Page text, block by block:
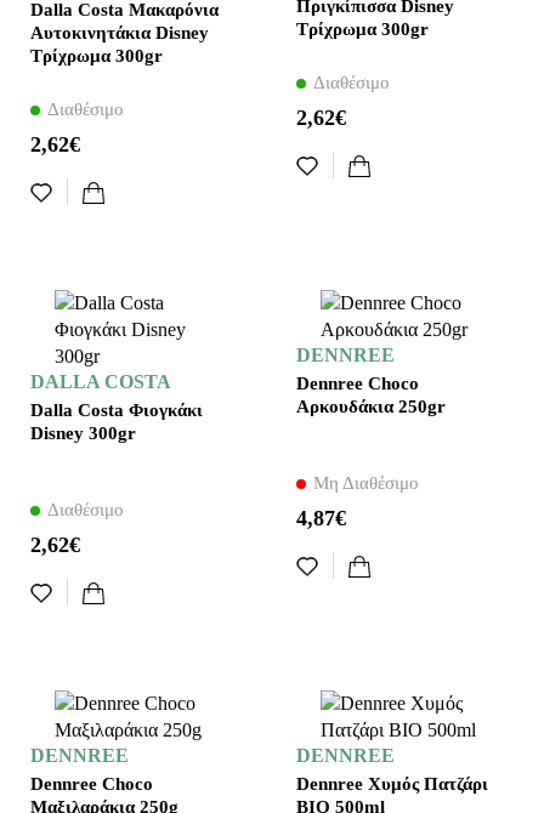
Dalla Costa Μακαρόνια
Αυτοκινητάκια Disney
Τρίχρωμα 300gr
Διαθέσιμο
2,62€
Πριγκίπισσα Disney
Τρίχρωμα 300gr
Διαθέσιμο
2,62€
DALLA COSTA
Dalla Costa Φιογκάκι
Disney 300gr
Διαθέσιμο
2,62€
DENNREE
Dennree Choco
Αρκουδάκια 250gr
Μη Διαθέσιμο
4,87€
DENNREE
Dennree Choco
Μαξιλαράκια 250g
DENNREE
Dennree Xυμός Πατζάρι
ΒΙΟ 500ml